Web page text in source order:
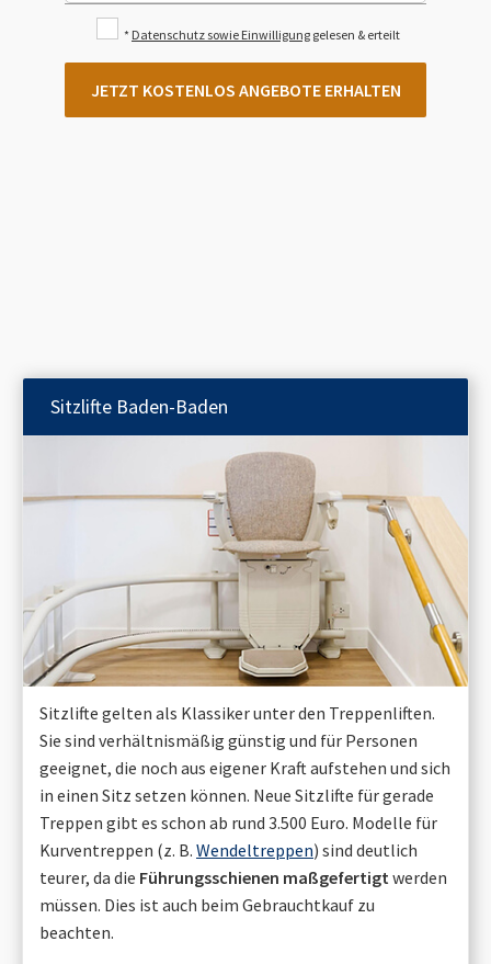
* Datenschutz sowie Einwilligung gelesen & erteilt
JETZT KOSTENLOS ANGEBOTE ERHALTEN
Sitzlifte Baden-Baden
Sitzlifte gelten als Klassiker unter den Treppenliften.
Sie sind verhältnismäßig günstig und für Personen
geeignet, die noch aus eigener Kraft aufstehen und sich
in einen Sitz setzen können. Neue Sitzlifte für gerade
Treppen gibt es schon ab rund 3.500 Euro. Modelle für
Kurventreppen (z. B. Wendeltreppen) sind deutlich
teurer, da die Führungsschienen maßgefertigt werden
müssen. Dies ist auch beim Gebrauchtkauf zu
beachten.